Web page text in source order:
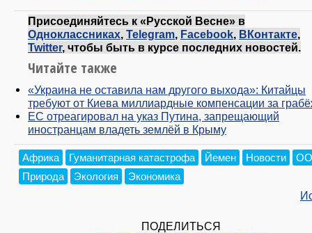
Присоединяйтесь к «Русской Весне» в
Одноклассниках Telegram Facebook ВКонтакте
Twitter, чтобы быть в курсе последних новостей.
Читайте также
«Украина не оставила нам другого выхода»: Китайцы
требуют от Киева миллиардные компенсации за
ЕС отреагировал на указ Путина, запрещающий
иностранцам владеть землёй в Крыму
Африка Гуманитарная катастрофа Йемен Новости
Природа
Экология Экономика
ПОДЕЛИТЬСЯ